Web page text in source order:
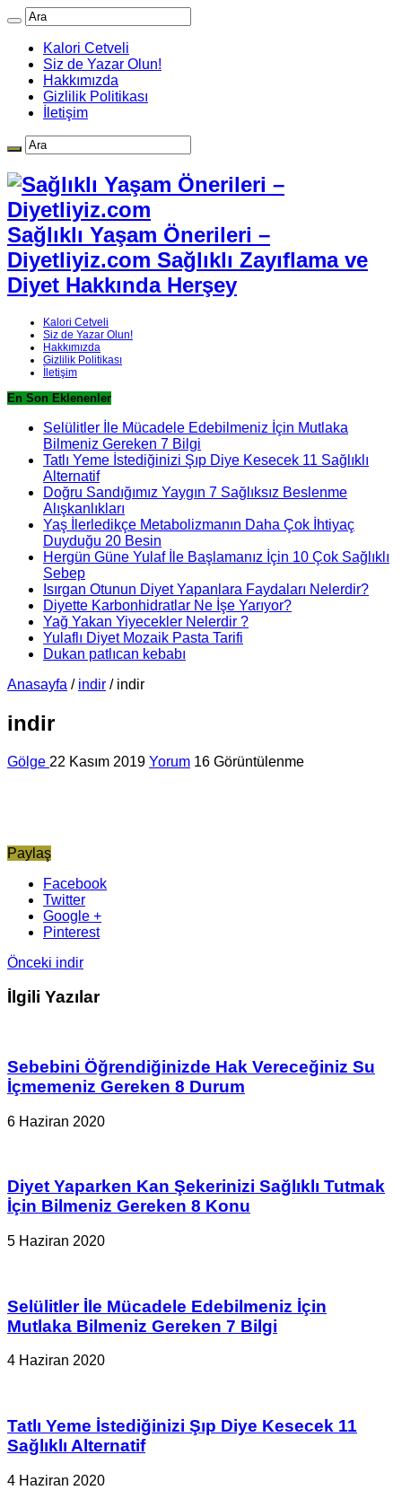
Kalori Cetveli
Siz de Yazar Olun!
Hakkımızda
Gizlilik Politikası
İletişim
Sağlıklı Yaşam Önerileri –
Diyetliyiz.com Sağlıklı Zayıflama ve
Diyet Hakkında Herşey
Kalori Cetveli
Siz de Yazar Olun!
Hakkımızda
Gizlilik Politikası
İletişim
En Son Eklenenler
Selülitler İle Mücadele Edebilmeniz İçin Mutlaka
Bilmeniz Gereken 7 Bilgi
Tatlı Yeme İstediğinizi Şıp Diye Kesecek 11 Sağlıklı
Alternatif
Doğru Sandığımız Yaygın 7 Sağlıksız Beslenme
Alışkanlıkları
Yaş İlerledikçe Metabolizmanın Daha Çok İhtiyaç
Duyduğu 20 Besin
Hergün Güne Yulaf İle Başlamanız İçin 10 Çok Sağlıklı
Sebep
Isırgan Otunun Diyet Yapanlara Faydaları Nelerdir?
Diyette Karbonhidratlar Ne İşe Yarıyor?
Yağ Yakan Yiyecekler Nelerdir ?
Yulaflı Diyet Mozaik Pasta Tarifi
Dukan patlıcan kebabı
Anasayfa / indir / indir
indir
Gölge 22 Kasım 2019 Yorum 16 Görüntülenme
Paylaş
Facebook
Twitter
Google +
Pinterest
Önceki indir
İlgili Yazılar
Sebebini Öğrendiğinizde Hak Vereceğiniz Su
İçmemeniz Gereken 8 Durum
6 Haziran 2020
Diyet Yaparken Kan Şekerinizi Sağlıklı Tutmak
İçin Bilmeniz Gereken 8 Konu
5 Haziran 2020
Selülitler İle Mücadele Edebilmeniz İçin
Mutlaka Bilmeniz Gereken 7 Bilgi
4 Haziran 2020
Tatlı Yeme İstediğinizi Şıp Diye Kesecek 11
Sağlıklı Alternatif
4 Haziran 2020